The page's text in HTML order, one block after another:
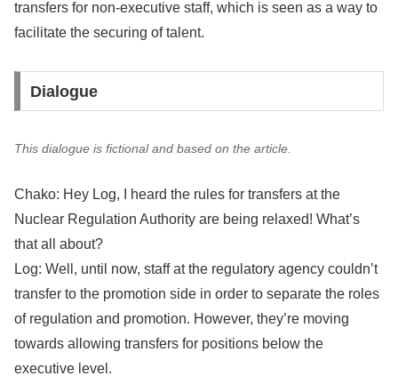
transfers for non-executive staff, which is seen as a way to
facilitate the securing of talent.
Dialogue
This dialogue is fictional and based on the article.
Chako: Hey Log, I heard the rules for transfers at the
Nuclear Regulation Authority are being relaxed! What’s
that all about?
Log: Well, until now, staff at the regulatory agency couldn’t
transfer to the promotion side in order to separate the roles
of regulation and promotion. However, they’re moving
towards allowing transfers for positions below the
executive level.